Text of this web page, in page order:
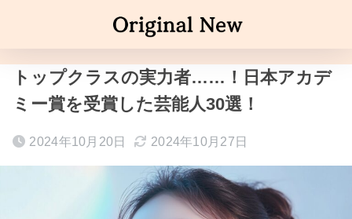
トップクラスの実力者……！日本アカデ
ミー賞を受賞した芸能人30選！
2024年10月20日 2024年10月27日